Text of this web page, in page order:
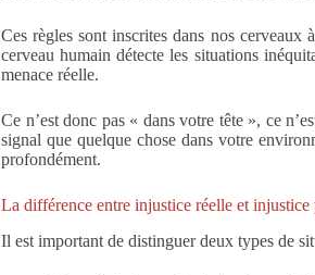
Ces règles sont inscrites dans nos
cerveau humain détecte les situations
menace réelle.
Ce n’est donc pas « dans votre tête », ce
signal que quelque chose dans votre
profondément.
La différence entre injustice réelle et injustice
Il est important de distinguer deux types de